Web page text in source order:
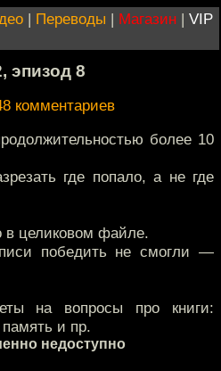
| Переводы | Магазин | VIP
эпизод 8
комментариев
более 10
где попало, а не где
в целиковом файле.
победить не смогли —
на вопросы про книги:
и пр.
недоступно